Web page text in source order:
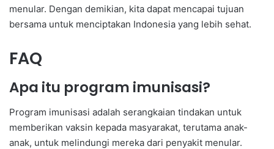
menular. Dengan demikian, kita dapat mencapai tujuan
bersama untuk menciptakan Indonesia yang lebih sehat.
FAQ
Apa itu program imunisasi?
Program imunisasi adalah serangkaian tindakan untuk
memberikan vaksin kepada masyarakat, terutama anak-
anak, untuk melindungi mereka dari penyakit menular.